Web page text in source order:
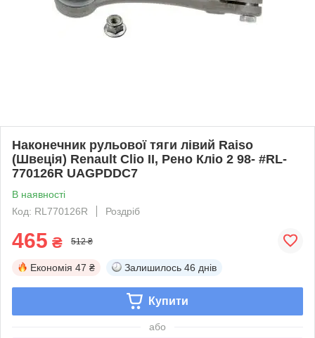
Наконечник рульової тяги лівий Raiso
(Швеція) Renault Clio II, Рено Кліо 2 98- #RL-
770126R UAGPDDC7
В наявності
Код: RL770126R
Роздріб
465 ₴ 512 ₴
Економія 47 ₴ Залишилось 46 днів
Купити
або